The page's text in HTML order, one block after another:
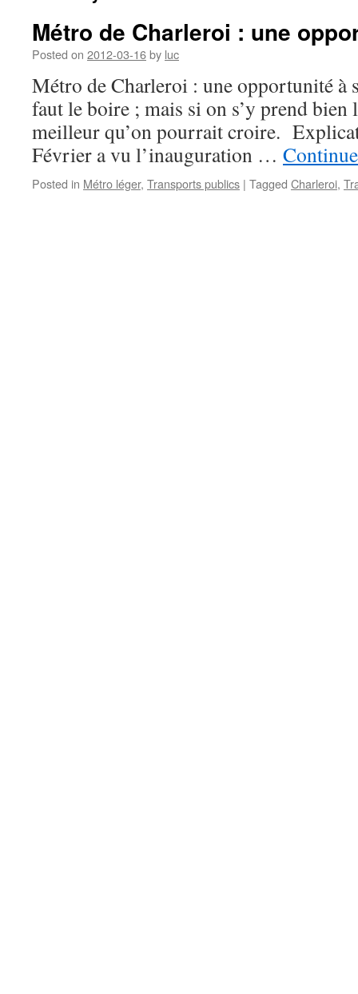
Métro de Charleroi : une
Posted on 2012-03-16by luc
Métro de Charleroi : une opportunité à
faut le boire ; mais si on s’y prend bien
meilleur qu’on pourrait croire.
Février a vu l’inauguration …
Posted in Métro léger, Transports publics | Tagged Charleroi,